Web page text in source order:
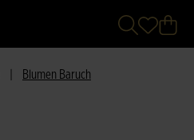
Blumen Baruch